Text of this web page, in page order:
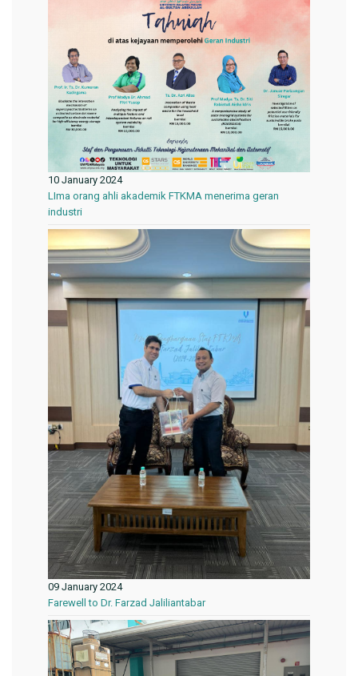
10 January 2024
LIma orang ahli akademik FTKMA menerima geran
industri
09 January 2024
Farewell to Dr. Farzad Jaliliantabar